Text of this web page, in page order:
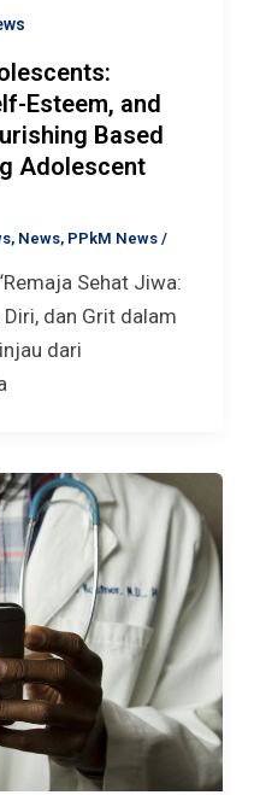
Esteem, and
Based
Adolescent
, News, PPkM News/
Sehat Jiwa:
dan Grit dalam
dari